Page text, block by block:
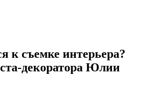
к съемке интерьера?
декоратора Юлии